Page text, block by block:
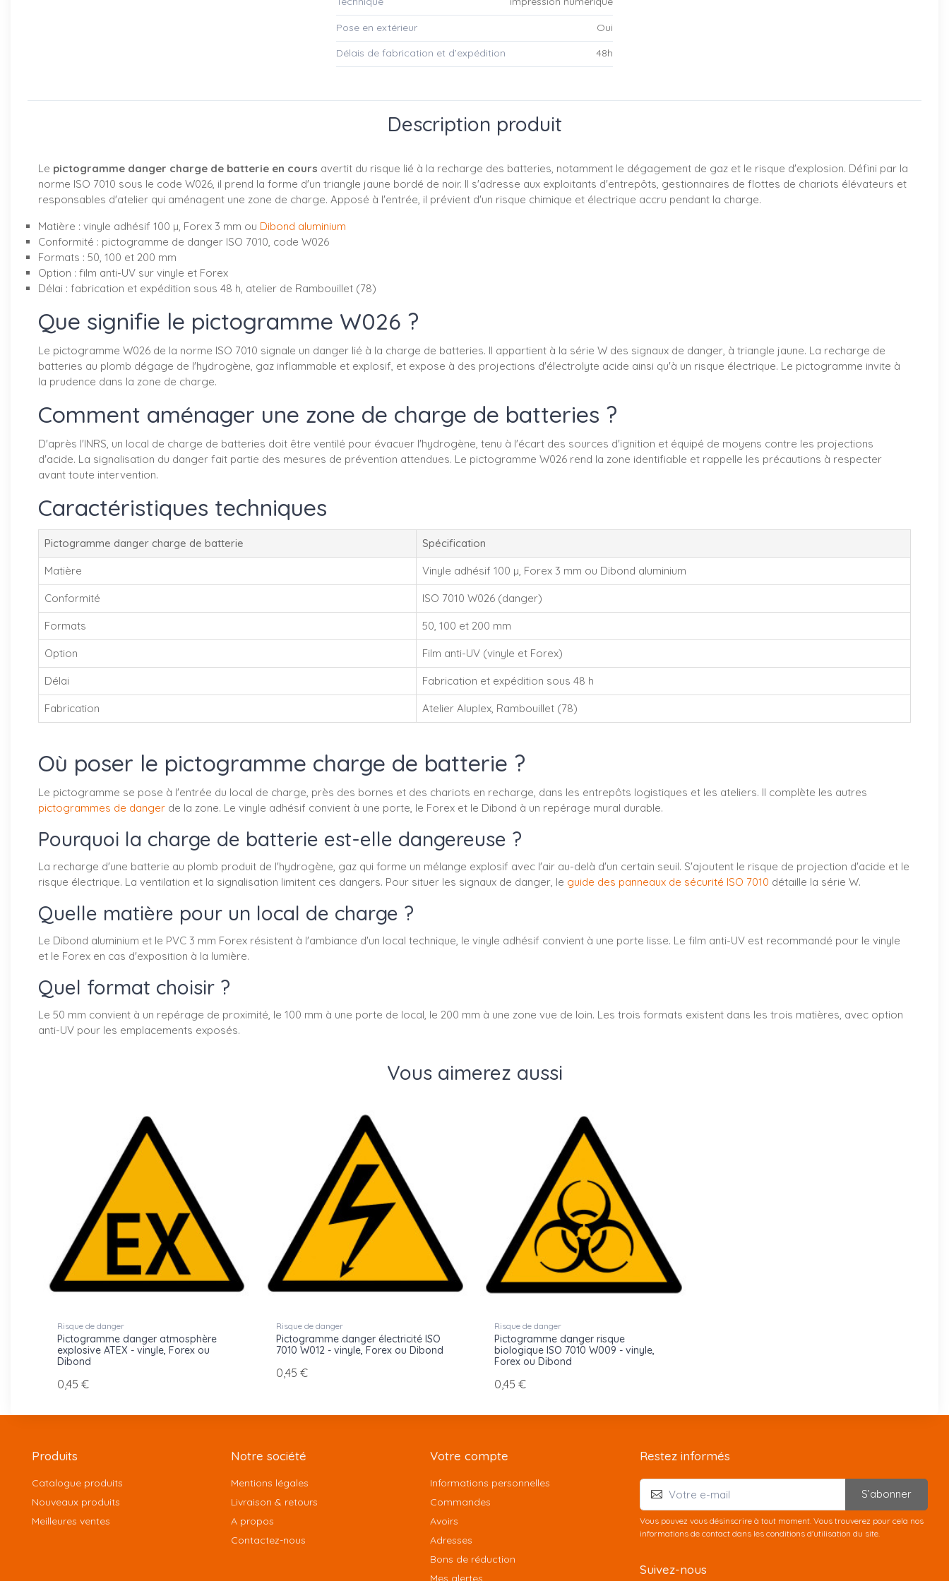
Pose en extérieur Oui
Délais de fabrication et d’expédition 48h
Description produit
Le pictogramme danger charge de batterie en cours avertit du risque lié à la recharge des batteries, notamment le dégagement de gaz et le risque d'explosion. Défini par la
norme ISO 7010 sous le code W026, il prend la forme d'un triangle jaune bordé de noir. Il s'adresse aux exploitants d'entrepôts, gestionnaires de flottes de chariots élévateurs et
responsables d'atelier qui aménagent une zone de charge. Apposé à l'entrée, il prévient d'un risque chimique et électrique accru pendant la charge.
Matière : vinyle adhésif 100 µ, Forex 3 mm ou Dibond aluminium
Conformité : pictogramme de danger ISO 7010, code W026
Formats : 50, 100 et 200 mm
Option : film anti-UV sur vinyle et Forex
Délai : fabrication et expédition sous 48 h, atelier de Rambouillet (78)
Que signifie le pictogramme W026 ?
Le pictogramme W026 de la norme ISO 7010 signale un danger lié à la charge de batteries. Il appartient à la série W des signaux de danger, à triangle jaune. La recharge de
batteries au plomb dégage de l'hydrogène, gaz inflammable et explosif, et expose à des projections d'électrolyte acide ainsi qu'à un risque électrique. Le pictogramme invite à
la prudence dans la zone de charge.
Comment aménager une zone de charge de batteries ?
D'après l'INRS, un local de charge de batteries doit être ventilé pour évacuer l'hydrogène, tenu à l'écart des sources d'ignition et équipé de moyens contre les projections
d'acide. La signalisation du danger fait partie des mesures de prévention attendues. Le pictogramme W026 rend la zone identifiable et rappelle les précautions à respecter
avant toute intervention.
Caractéristiques techniques
Pictogramme danger charge de batterie Spécification
Matière Vinyle adhésif 100 µ, Forex 3 mm ou Dibond aluminium
Conformité ISO 7010 W026 (danger)
Formats 50, 100 et 200 mm
Option Film anti-UV (vinyle et Forex)
Délai Fabrication et expédition sous 48 h
Fabrication Atelier Aluplex, Rambouillet (78)
Où poser le pictogramme charge de batterie ?
Le pictogramme se pose à l'entrée du local de charge, près des bornes et des chariots en recharge, dans les entrepôts logistiques et les ateliers. Il complète les autres
pictogrammes de danger de la zone. Le vinyle adhésif convient à une porte, le Forex et le Dibond à un repérage mural durable.
Pourquoi la charge de batterie est-elle dangereuse ?
La recharge d'une batterie au plomb produit de l'hydrogène, gaz qui forme un mélange explosif avec l'air au-delà d'un certain seuil. S'ajoutent le risque de projection d'acide et le
risque électrique. La ventilation et la signalisation limitent ces dangers. Pour situer les signaux de danger, le guide des panneaux de sécurité ISO 7010 détaille la série W.
Quelle matière pour un local de charge ?
Le Dibond aluminium et le PVC 3 mm Forex résistent à l'ambiance d'un local technique, le vinyle adhésif convient à une porte lisse. Le film anti-UV est recommandé pour le vinyle
et le Forex en cas d'exposition à la lumière.
Quel format choisir ?
Le 50 mm convient à un repérage de proximité, le 100 mm à une porte de local, le 200 mm à une zone vue de loin. Les trois formats existent dans les trois matières, avec option
anti-UV pour les emplacements exposés.
Vous aimerez aussi
Risque de danger
Pictogramme danger atmosphère
explosive ATEX - vinyle, Forex ou
Dibond
0,45 €
Risque de danger
Pictogramme danger électricité ISO
7010 W012 - vinyle, Forex ou Dibond
0,45 €
Risque de danger
Pictogramme danger risque
biologique ISO 7010 W009 - vinyle,
Forex ou Dibond
0,45 €
Produits
Catalogue produits
Nouveaux produits
Meilleures ventes
Notre société
Mentions légales
Livraison & retours
A propos
Contactez-nous
Votre compte
Informations personnelles
Commandes
Avoirs
Adresses
Bons de réduction
Mes alertes
Restez informés
S’abonner
Vous pouvez vous désinscrire à tout moment. Vous trouverez pour cela nos
informations de contact dans les conditions d'utilisation du site.
Suivez-nous